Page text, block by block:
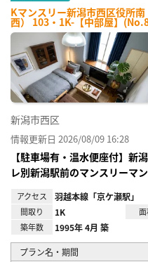
Kマンスリー新潟市西区役所
西） 103・1K-【中部屋】
新潟市西区
情報更新日 2026/08/09 16:28
【駐車場有・温水便座付】新
レ別新潟駅前のマンスリーマ
アクセス 羽越本線「京ケ瀬駅」
間取り 1K
築年数 1995年 4月 築
プラン名・期間